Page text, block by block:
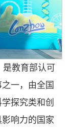
教育部认可
一，由全国
探究类和创
响力的国家